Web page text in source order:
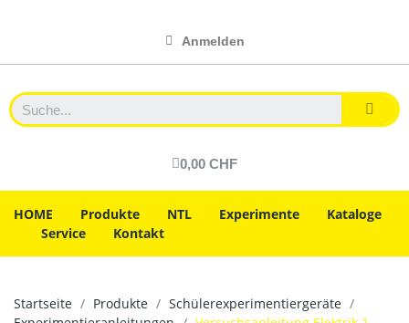
Anmelden
0,00 CHF
HOME Produkte NTL Experimente
Kataloge
Service
Kontakt
Startseite Produkte
Schülerexperimentiergeräte